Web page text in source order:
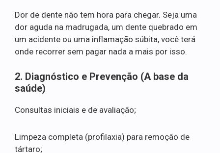
Dor de dente não tem hora para chegar. Seja uma
dor aguda na madrugada, um dente quebrado em
um acidente ou uma inflamação súbita, você terá
onde recorrer sem pagar nada a mais por isso.
2. Diagnóstico e Prevenção (A base da
saúde)
Consultas iniciais e de avaliação;
Limpeza completa (profilaxia) para remoção de
tártaro;